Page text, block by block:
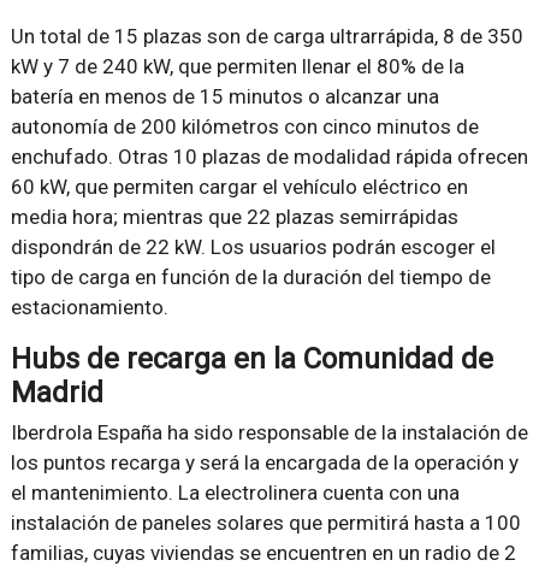
Un total de 15 plazas son de carga ultrarrápida, 8 de 350
kW y 7 de 240 kW, que permiten llenar el 80% de la
batería en menos de 15 minutos o alcanzar una
autonomía de 200 kilómetros con cinco minutos de
enchufado. Otras 10 plazas de modalidad rápida ofrecen
60 kW, que permiten cargar el vehículo eléctrico en
media hora; mientras que 22 plazas semirrápidas
dispondrán de 22 kW. Los usuarios podrán escoger el
tipo de carga en función de la duración del tiempo de
estacionamiento.
Hubs de recarga en la Comunidad de
Madrid
Iberdrola España ha sido responsable de la instalación de
los puntos recarga y será la encargada de la operación y
el mantenimiento. La electrolinera cuenta con una
instalación de paneles solares que permitirá hasta a 100
familias, cuyas viviendas se encuentren en un radio de 2